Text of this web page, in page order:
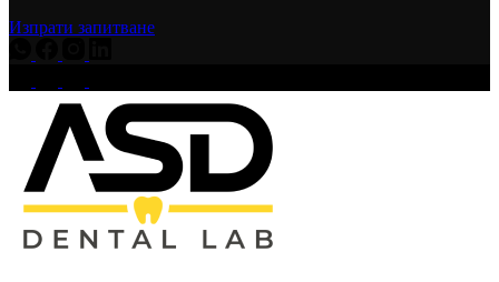
Изпрати запитване